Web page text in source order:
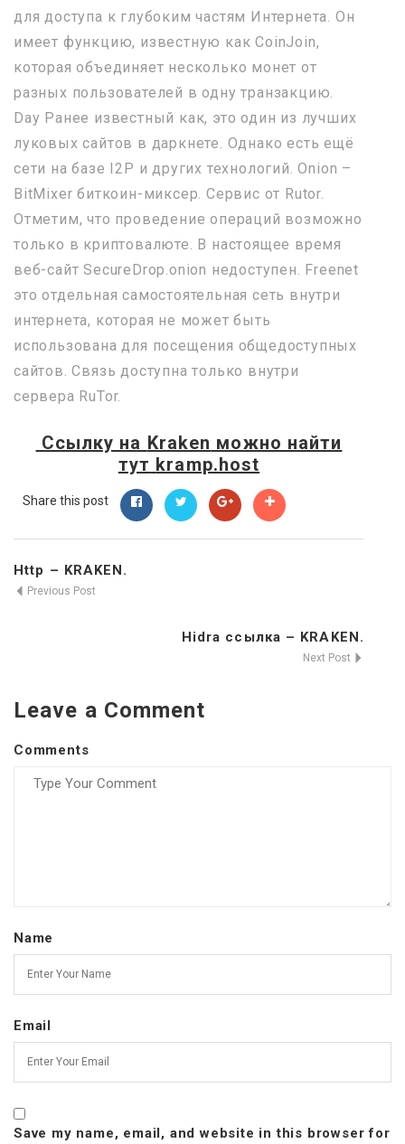
для доступа к глубоким частям Интернета. Он
имеет функцию, известную как CoinJoin,
которая объединяет несколько монет от
разных пользователей в одну транзакцию.
Day Ранее известный как, это один из лучших
луковых сайтов в даркнете. Однако есть ещё
сети на базе I2P и других технологий. Onion –
BitMixer биткоин-миксер. Сервис от Rutor.
Отметим, что проведение операций возможно
только в криптовалюте. В настоящее время
веб-сайт SecureDrop.onion недоступен. Freenet
это отдельная самостоятельная сеть внутри
интернета, которая не может быть
использована для посещения общедоступных
сайтов. Связь доступна только внутри
сервера RuTor.
Ссылку на Kraken можно найти
тут kramp.host
Share this post
Http – KRAKEN.
Previous Post
Hidra ссылка – KRAKEN.
Next Post
Leave a Comment
Comments
Name
Email
Save my name, email, and website in this browser for